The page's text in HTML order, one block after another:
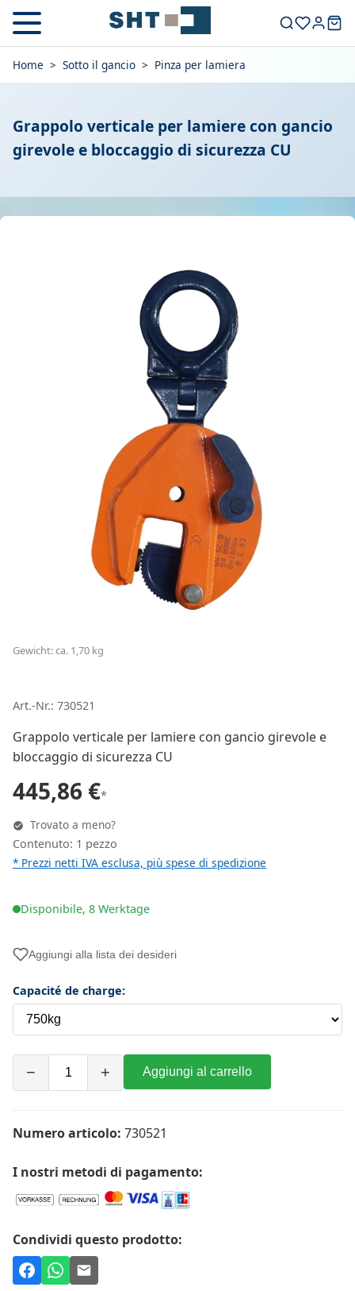
Home > Sotto il gancio > Pinza per lamiera
Grappolo verticale per lamiere con gancio
girevole e bloccaggio di sicurezza CU
Gewicht: ca. 1,70 kg
Art.-Nr.: 730521
Grappolo verticale per lamiere con gancio girevole e
bloccaggio di sicurezza CU
445,86 €*
Trovato a meno?
Contenuto: 1 pezzo
* Prezzi netti IVA esclusa, più spese di spedizione
Disponibile, 8 Werktage
Aggiungi alla lista dei desideri
Capacité de charge:
− + Aggiungi al carrello
Numero articolo: 730521
I nostri metodi di pagamento:
Condividi questo prodotto: